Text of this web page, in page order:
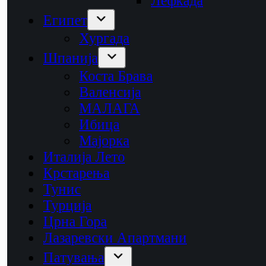
Египет
Хургада
Шпанија
Коста Брава
Валенсија
МАЛАГА
Ибица
Мајорка
Италија Лето
Крстарења
Тунис
Турција
Црна Гора
Лазаревски Апартмани
Патувања